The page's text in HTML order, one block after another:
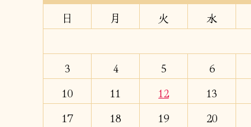
日
月 火 水
3
4 5 6
10
11 12 13
17
18 19 20